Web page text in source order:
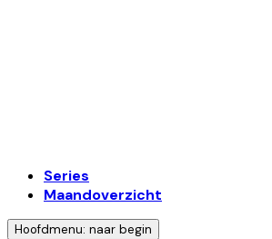
Series
Maandoverzicht
Hoofdmenu: naar begin